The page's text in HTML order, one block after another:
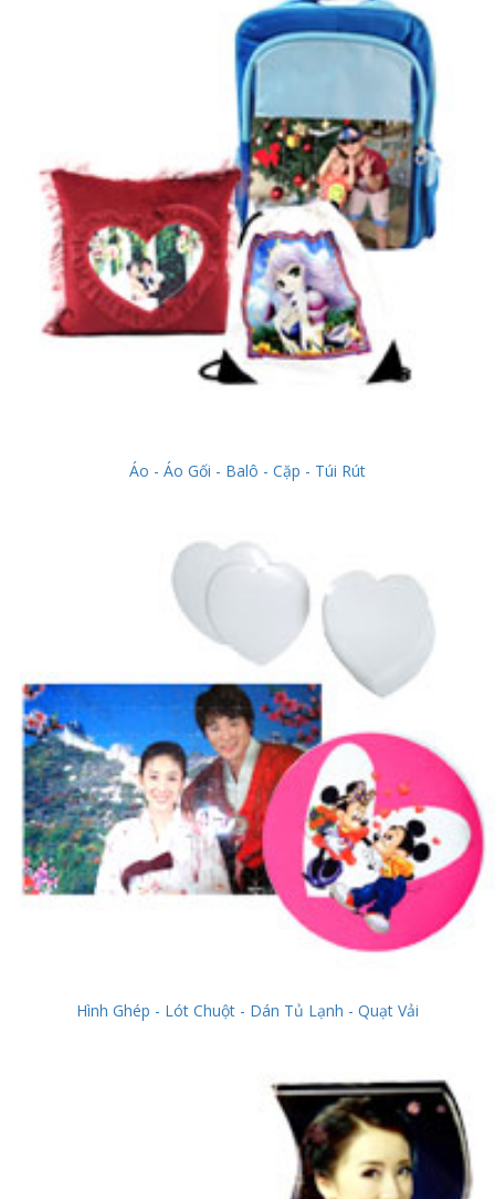
Áo - Áo Gối - Balô - Cặp - Túi Rút
Hình Ghép - Lót Chuột - Dán Tủ Lạnh - Quạt Vải